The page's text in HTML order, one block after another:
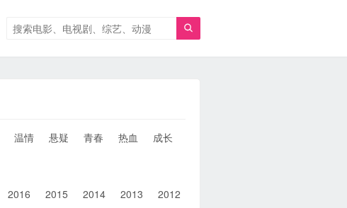

温情 悬疑 青春 热血 成长
2016 2015 2014 2013 2012